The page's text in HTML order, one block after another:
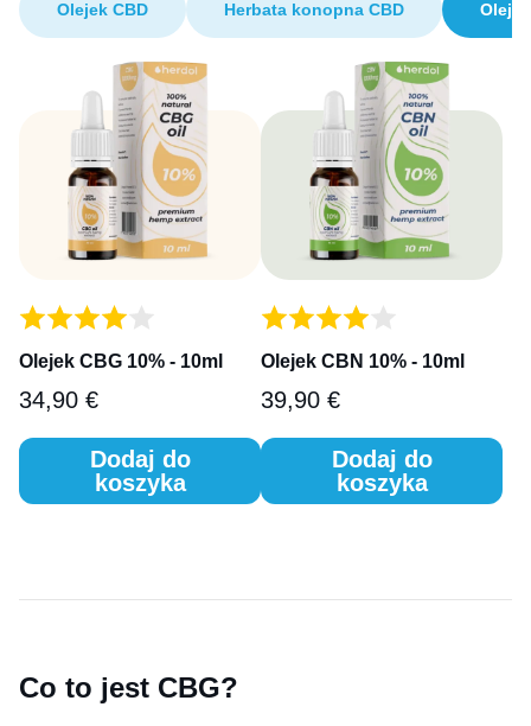
Olejek CBD Herbata konopna CBD
Olejek CBG 10% - 10ml
34,90 €
Dodaj do
koszyka
Olejek CBN 10% - 10ml
39,90 €
Dodaj do
koszyka
Co to jest CBG?